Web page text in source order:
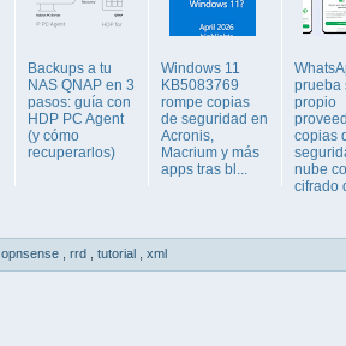
Backups a tu
NAS QNAP en 3
pasos: guía con
HDP PC Agent
(y cómo
recuperarlos)
Windows 11
KB5083769
rompe copias
de seguridad en
Acronis,
Macrium y más
apps tras bl...
prueba
propio
copias
nube
cifrado
opnsense rrd tutorial xml